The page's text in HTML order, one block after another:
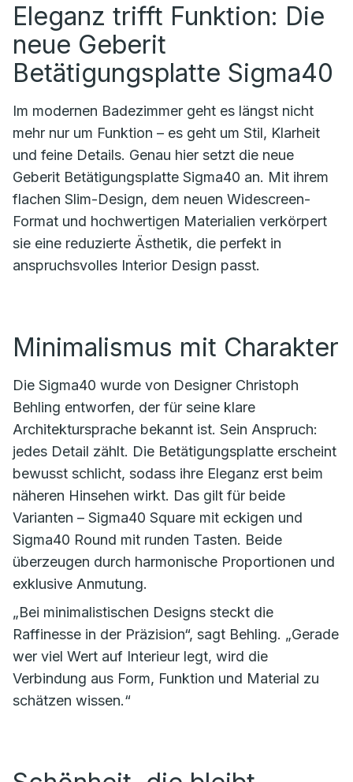
Eleganz trifft Funktion: Die
neue Geberit
Betätigungsplatte Sigma40
Im modernen Badezimmer geht es längst nicht
mehr nur um Funktion – es geht um Stil, Klarheit
und feine Details. Genau hier setzt die neue
Geberit Betätigungsplatte Sigma40 an. Mit ihrem
flachen Slim-Design, dem neuen Widescreen-
Format und hochwertigen Materialien verkörpert
sie eine reduzierte Ästhetik, die perfekt in
anspruchsvolles Interior Design passt.
Minimalismus mit Charakter
Die Sigma40 wurde von Designer Christoph
Behling entworfen, der für seine klare
Architektursprache bekannt ist. Sein Anspruch:
jedes Detail zählt. Die Betätigungsplatte erscheint
bewusst schlicht, sodass ihre Eleganz erst beim
näheren Hinsehen wirkt. Das gilt für beide
Varianten – Sigma40 Square mit eckigen und
Sigma40 Round mit runden Tasten. Beide
überzeugen durch harmonische Proportionen und
exklusive Anmutung.
„Bei minimalistischen Designs steckt die
Raffinesse in der Präzision“, sagt Behling. „Gerade
wer viel Wert auf Interieur legt, wird die
Verbindung aus Form, Funktion und Material zu
schätzen wissen.“